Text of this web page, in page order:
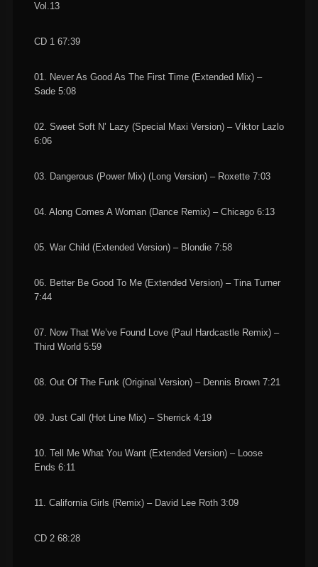
Vol.13
CD 1 67:39
01. Never As Good As The First Time (Extended Mix) –
Sade 5:08
02. Sweet Soft N’ Lazy (Special Maxi Version) – Viktor Lazlo
6:06
03. Dangerous (Power Mix) (Long Version) – Roxette 7:03
04. Along Comes A Woman (Dance Remix) – Chicago 6:13
05. War Child (Extended Version) – Blondie 7:58
06. Better Be Good To Me (Extended Version) – Tina Turner
7:44
07. Now That We’ve Found Love (Paul Hardcastle Remix) –
Third World 5:59
08. Out Of The Funk (Original Version) – Dennis Brown 7:21
09. Just Call (Hot Line Mix) – Sherrick 4:19
10. Tell Me What You Want (Extended Version) – Loose
Ends 6:11
11. California Girls (Remix) – David Lee Roth 3:09
CD 2 68:28